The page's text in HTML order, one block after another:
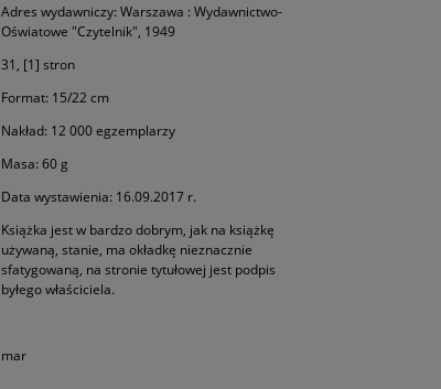
Adres wydawniczy: Warszawa : Wydawnictwo-
Oświatowe "Czytelnik", 1949
31, [1] stron
Format: 15/22 cm
Nakład: 12 000 egzemplarzy
Masa: 60 g
Data wystawienia: 16.09.2017 r.
Książka jest w bardzo dobrym, jak na książkę
używaną, stanie, ma okładkę nieznacznie
sfatygowaną, na stronie tytułowej jest podpis
byłego właściciela.
mar